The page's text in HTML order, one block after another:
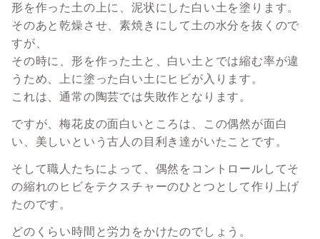
形を作った土の上に、泥状にした白い土を塗ります。
そのあと乾燥させ、素焼きにして土の水分を抜くので
すが、
その時に、形を作った土と、白い土とでは縮む率が違
うため、上に塗った白い土にヒビが入ります。
これは、通常の陶芸では失敗作となります。
ですが、梅花皮の面白いところは、この偶然が面白
い、美しいという古人の目利き達がいたことです。
そして職人たちによって、偶然をコントロールしてそ
の縮れのヒビをテクスチャーのひとつとして作り上げ
たのです。
どのくらい時間と労力をかけたのでしょう。